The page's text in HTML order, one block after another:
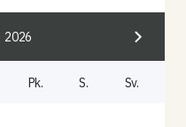
2026
Pk. S. Sv.